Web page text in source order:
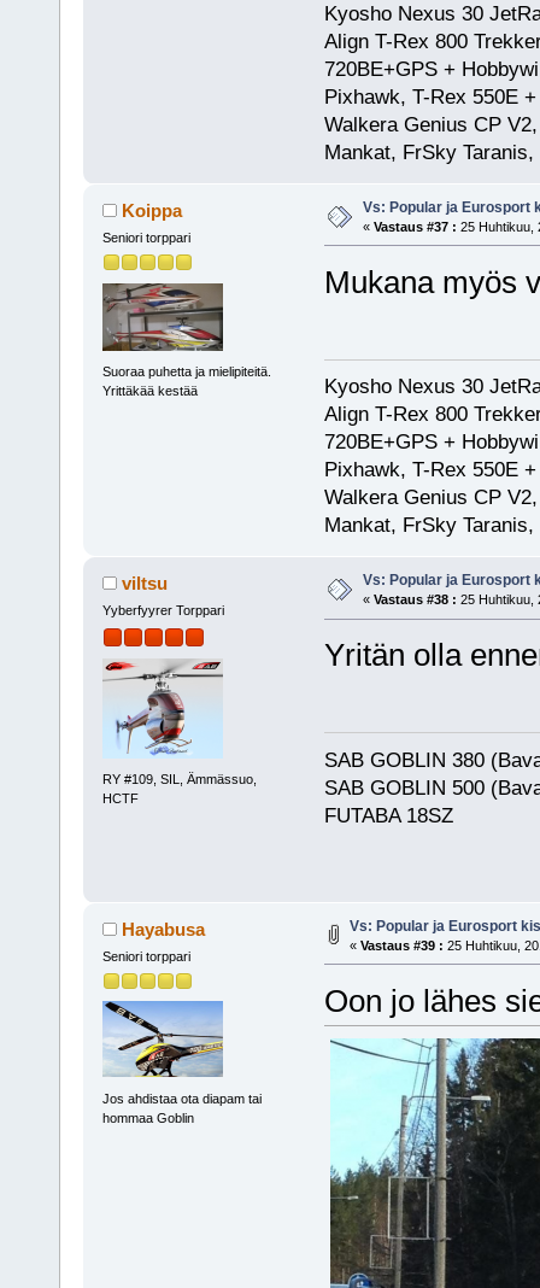
Kyosho Nexus 30
Align T-Rex 800
720BE+GPS +
Pixhawk, T-Rex 550E
Walkera Genius CP
Mankat, FrSky
Koippa
Seniori torppari
Suoraa puhetta ja mielipiteitä.
Yrittäkää kestää
Vs: Popular ja Eurosport
« Vastaus #37 : 25 Huhtikuu,
Mukana myös
Kyosho Nexus 30
Align T-Rex 800
720BE+GPS +
Pixhawk, T-Rex 550E
Walkera Genius CP
Mankat, FrSky
viltsu
Yyberfyyrer Torppari
RY #109, SIL, Ämmässuo,
HCTF
Vs: Popular ja Eurosport
« Vastaus #38 : 25 Huhtikuu,
Yritän olla
SAB GOBLIN 380
SAB GOBLIN 500
FUTABA 18SZ
Hayabusa
Seniori torppari
Jos ahdistaa ota diapam tai
hommaa Goblin
Vs: Popular ja Eurosport
« Vastaus #39 : 25 Huhtikuu,
Oon jo lähes